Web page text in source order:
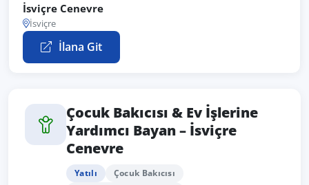
İsviçre Cenevre
İsviçre
İlana Git
Çocuk Bakıcısı & Ev İşlerine
Yardımcı Bayan – İsviçre
Cenevre
Yatılı
Çocuk Bakıcısı